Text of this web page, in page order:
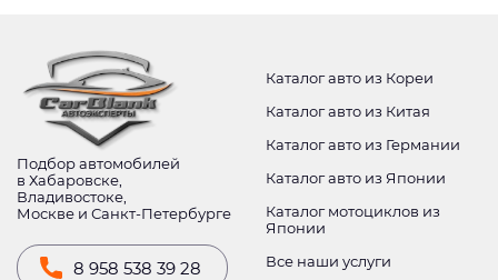
Подбор автомобилей
в Хабаровске,
Владивостоке,
Москве и Санкт-Петербурге
8 958 538 39 28
Каталог авто из Кореи
Каталог авто из Китая
Каталог авто из Германии
Каталог авто из Японии
Каталог мотоциклов из
Японии
Все наши услуги